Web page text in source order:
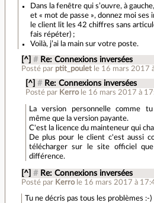
Dans la fenêtre qui s’ouvre, à
et « mot de passe », donnez moi
le client lit les 42 chiffres sans
fais répéter) ;
Voilà, j’ai la main sur votre poste.
[^] # Re: Connexions inversées
Posté par ptit_poulet le 16 mars 2017
[^] # Re: Connexions inversées
Posté par Kerro le 16 mars 2017 à
La version personnelle comme
même que la version payante.
C'est la licence du mainteneur qui
De plus pour le client c'est aussi
télécharger sur le site officiel
différence.
[^] # Re: Connexions inversées
Posté par Kerro le 16 mars 2017 à
Tu ne décris pas tous les problèmes :-)